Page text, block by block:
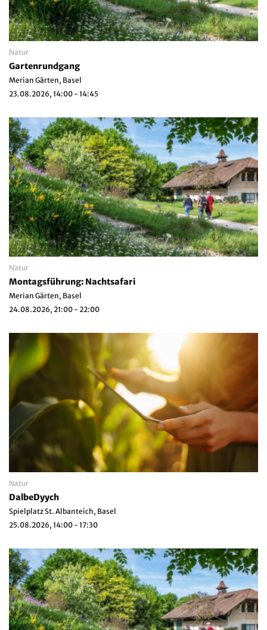
Natur
Gartenrundgang
Merian Gärten, Basel
23.08.2026, 14:00 - 14:45
Natur
Montagsführung: Nachtsafari
Merian Gärten, Basel
24.08.2026, 21:00 - 22:00
Natur
DalbeDyych
Spielplatz St. Albanteich, Basel
25.08.2026, 14:00 - 17:30